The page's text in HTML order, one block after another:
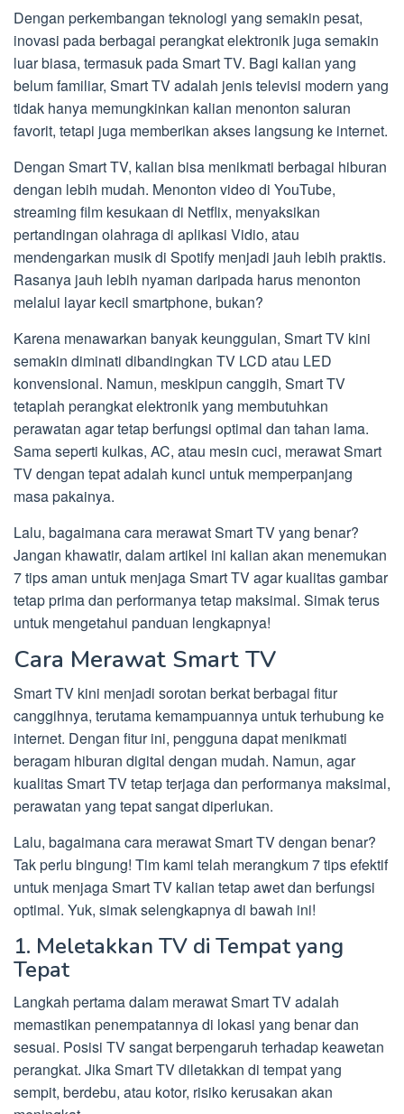
Dengan perkembangan teknologi yang semakin pesat,
inovasi pada berbagai perangkat elektronik juga semakin
luar biasa, termasuk pada Smart TV. Bagi kalian yang
belum familiar, Smart TV adalah jenis televisi modern yang
tidak hanya memungkinkan kalian menonton saluran
favorit, tetapi juga memberikan akses langsung ke internet.
Dengan Smart TV, kalian bisa menikmati berbagai hiburan
dengan lebih mudah. Menonton video di YouTube,
streaming film kesukaan di Netflix, menyaksikan
pertandingan olahraga di aplikasi Vidio, atau
mendengarkan musik di Spotify menjadi jauh lebih praktis.
Rasanya jauh lebih nyaman daripada harus menonton
melalui layar kecil smartphone, bukan?
Karena menawarkan banyak keunggulan, Smart TV kini
semakin diminati dibandingkan TV LCD atau LED
konvensional. Namun, meskipun canggih, Smart TV
tetaplah perangkat elektronik yang membutuhkan
perawatan agar tetap berfungsi optimal dan tahan lama.
Sama seperti kulkas, AC, atau mesin cuci, merawat Smart
TV dengan tepat adalah kunci untuk memperpanjang
masa pakainya.
Lalu, bagaimana cara merawat Smart TV yang benar?
Jangan khawatir, dalam artikel ini kalian akan menemukan
7 tips aman untuk menjaga Smart TV agar kualitas gambar
tetap prima dan performanya tetap maksimal. Simak terus
untuk mengetahui panduan lengkapnya!
Cara Merawat Smart TV
Smart TV kini menjadi sorotan berkat berbagai fitur
canggihnya, terutama kemampuannya untuk terhubung ke
internet. Dengan fitur ini, pengguna dapat menikmati
beragam hiburan digital dengan mudah. Namun, agar
kualitas Smart TV tetap terjaga dan performanya maksimal,
perawatan yang tepat sangat diperlukan.
Lalu, bagaimana cara merawat Smart TV dengan benar?
Tak perlu bingung! Tim kami telah merangkum 7 tips efektif
untuk menjaga Smart TV kalian tetap awet dan berfungsi
optimal. Yuk, simak selengkapnya di bawah ini!
1. Meletakkan TV di Tempat yang
Tepat
Langkah pertama dalam merawat Smart TV adalah
memastikan penempatannya di lokasi yang benar dan
sesuai. Posisi TV sangat berpengaruh terhadap keawetan
perangkat. Jika Smart TV diletakkan di tempat yang
sempit, berdebu, atau kotor, risiko kerusakan akan